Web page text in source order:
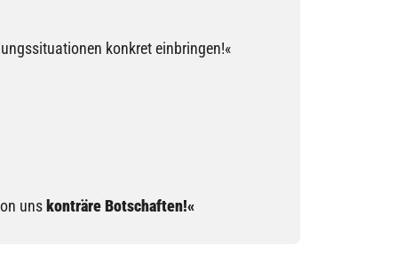
konkret einbringen!«
unskonträre Botschaften!«